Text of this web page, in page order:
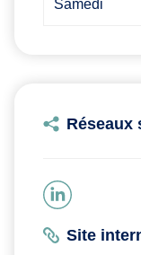
Samedi
Réseaux
Site